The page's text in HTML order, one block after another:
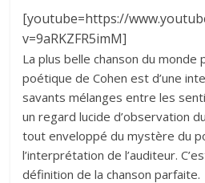
[youtube=https://
v=9aRKZFR5imM]
La plus belle chanson du monde
poétique de Cohen est d’une
savants mélanges entre les
un regard lucide d’observation
tout enveloppé du mystère du
l’interprétation de l’auditeur.
définition de la chanson parfaite.